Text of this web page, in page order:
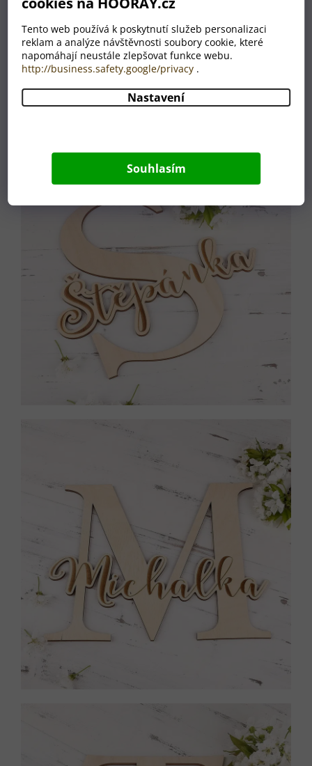
Tento web používá k poskytnutí služeb personalizaci
reklam a analýze návštěvnosti soubory cookie, které
napomáhají neustále zlepšovat funkce webu.
http://business.safety.google/privacy .
Nastavení
Souhlasím
Výroba probíhá s
pečlivé zpracování, aby
byl každý kousek vizuálně
atraktivní a dlouhodobě
odolný. Gravírování je
jemné a kvalitně